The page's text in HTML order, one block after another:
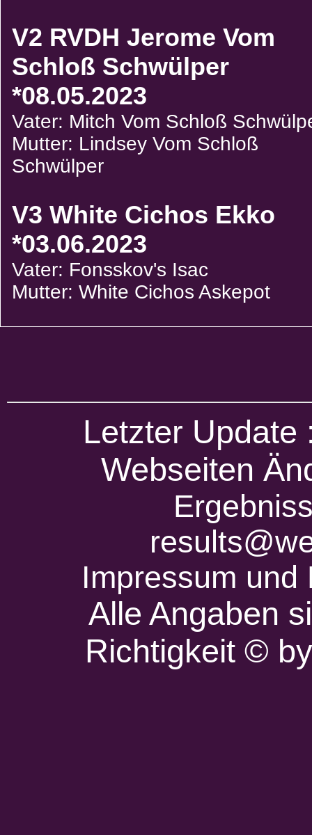
V2 RVDH Jerome Vom
Schloß Schwülper
*08.05.2023
Vater: Mitch Vom Schloß
Mutter: Lindsey Vom Schloß
Schwülper
V3 White Cichos Ekko
*03.06.2023
Vater: Fonsskov's Isac
Mutter: White Cichos Askepot
Letzter
Webseiten
Impressum
Alle Angaben
Richtigkeit ©